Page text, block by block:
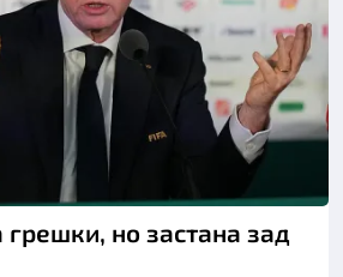
прес
но застана зад